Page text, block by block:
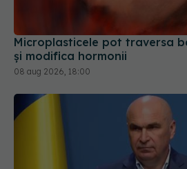
Microplasticele pot traversa
și modifica hormonii
08 aug 2026, 18:00